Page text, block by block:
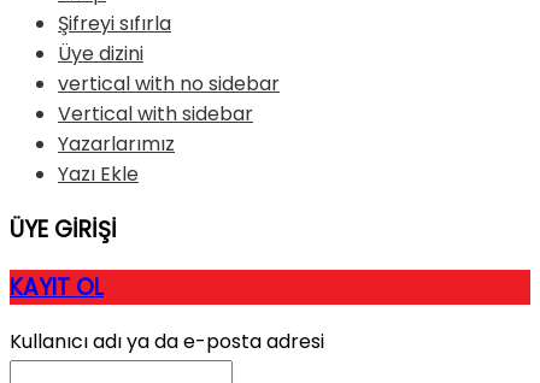
Şifreyi sıfırla
Üye dizini
vertical with no sidebar
Vertical with sidebar
Yazarlarımız
Yazı Ekle
ÜYE GİRİŞİ
KAYIT OL
Kullanıcı adı ya da e-posta adresi